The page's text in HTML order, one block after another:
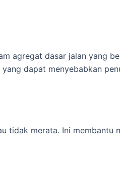
agregat dasar jalan yang
dapat menyebabkan
tidak merata. Ini membantu